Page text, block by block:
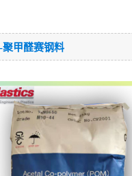
聚甲醛赛钢料